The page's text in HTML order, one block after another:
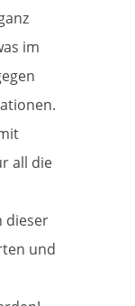
im
all die
dieser
und